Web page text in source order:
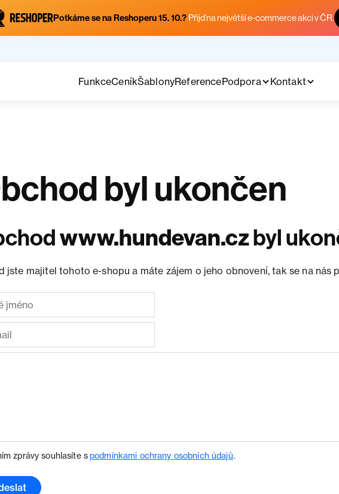
Potkáme se na Reshoperu 15. 10.? Přijď na největší e-commerce akci v ČR.
FunkceCeníkŠablonyReferencePodpora Kontakt
byl ukončen
www.hundevan.czbyl
jste majitel tohoto e-shopu a máte zájem o jeho obnovení, tak se na nás
zprávy souhlasíte spodmínkami ochrany osobních údajů.